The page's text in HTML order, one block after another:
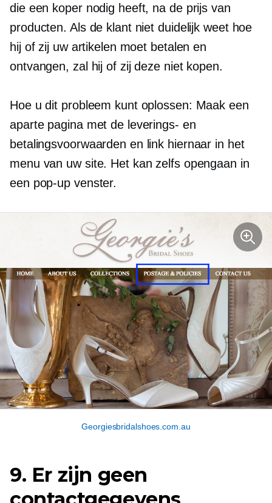
die een koper nodig heeft, na de prijs van
producten. Als de klant niet duidelijk weet hoe
hij of zij uw artikelen moet betalen en
ontvangen, zal hij of zij deze niet kopen.
Hoe u dit probleem kunt oplossen: Maak een
aparte pagina met de leverings- en
betalingsvoorwaarden en link hiernaar in het
menu van uw site. Het kan zelfs opengaan in
een pop-up venster.
Georgiesbridalshoes.com.au
9. Er zijn geen